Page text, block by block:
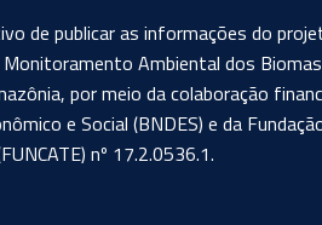
de publicar as informações do
Ambiental dos
por meio da colaboração
e Social (BNDES) e da
nº 17.2.0536.1.